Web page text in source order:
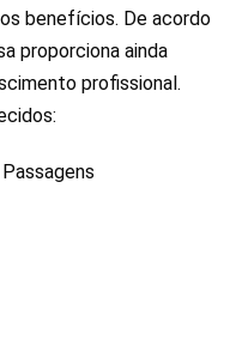
benefícios. De acordo
proporciona ainda
profissional.